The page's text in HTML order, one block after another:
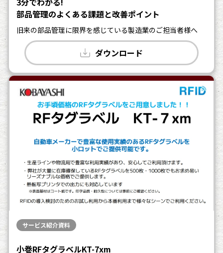
部品管理のよくある課題と改善ポイント
旧来の部品管理に限界を感じている製造業のご担当者様へ
ダウンロード
サービス紹介資料
小巻RFタグラベルKT-7xm